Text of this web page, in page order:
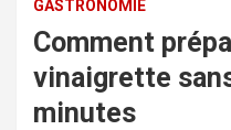
GASTRONOMIE
Comment
vinaigrette
minutes